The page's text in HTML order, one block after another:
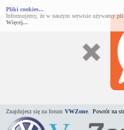
Pliki cookies...
Informujemy, że w naszym serwisie używamy
Więcej...
Znajdujesz się na forum VWZone Powrót na